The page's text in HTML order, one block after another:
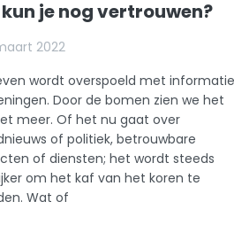
je nog vertrouwen?
2022
wordt overspoeld met informatie
Door de bomen zien we het
meer. Of het nu gaat over
of politiek, betrouwbare
of diensten; het wordt steeds
om het kaf van het koren te
Wat of